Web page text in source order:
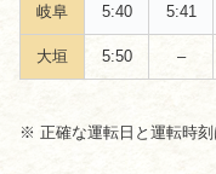
岐阜 5:40 5:41
大垣 5:50 –
※ 正確な運転日と運転時刻